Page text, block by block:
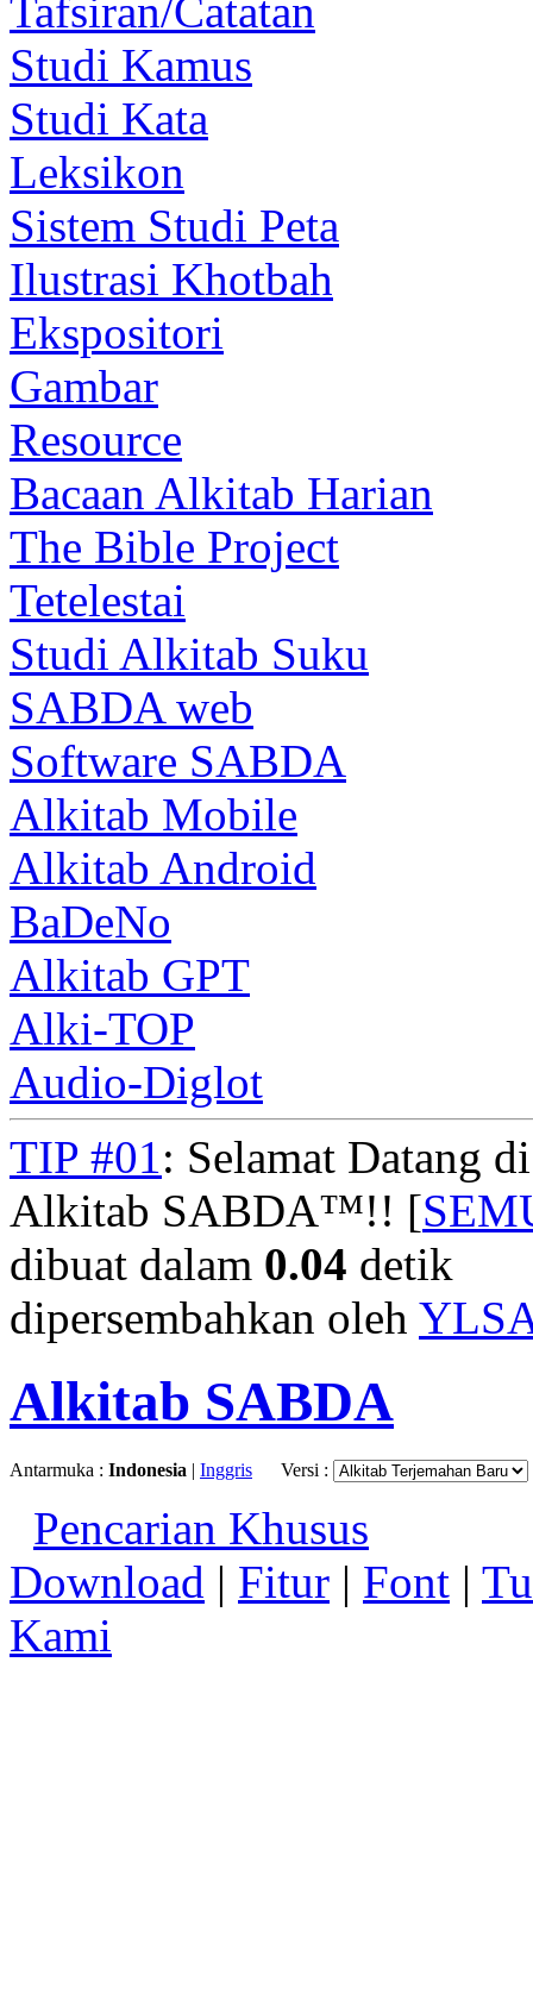
Tafsiran/Catatan
Studi Kamus
Studi Kata
Leksikon
Sistem Studi Peta
Ilustrasi Khotbah
Ekspositori
Gambar
Resource
Bacaan Alkitab Harian
The Bible Project
Tetelestai
Studi Alkitab Suku
SABDA web
Software SABDA
Alkitab Mobile
Alkitab Android
BaDeNo
Alkitab GPT
Alki-TOP
Audio-Diglot
TIP #01: Selamat Datang
Alkitab SABDA™!! [
dibuat dalam 0.04 detik
dipersembahkan oleh
Alkitab SABDA
Antarmuka : Indonesia | Inggris Versi :
Pencarian Khusus
Download | Fitur | Font |
Kami